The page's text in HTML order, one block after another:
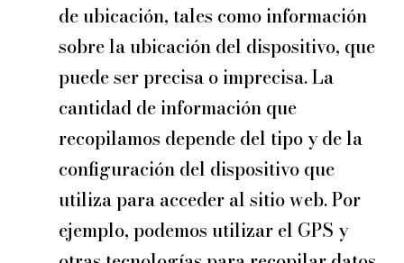
de ubicación, tales como información
sobre la ubicación del dispositivo, que
puede ser precisa o imprecisa. La
cantidad de información que
recopilamos depende del tipo y de la
configuración del dispositivo que
utiliza para acceder al sitio web. Por
ejemplo, podemos utilizar el GPS y